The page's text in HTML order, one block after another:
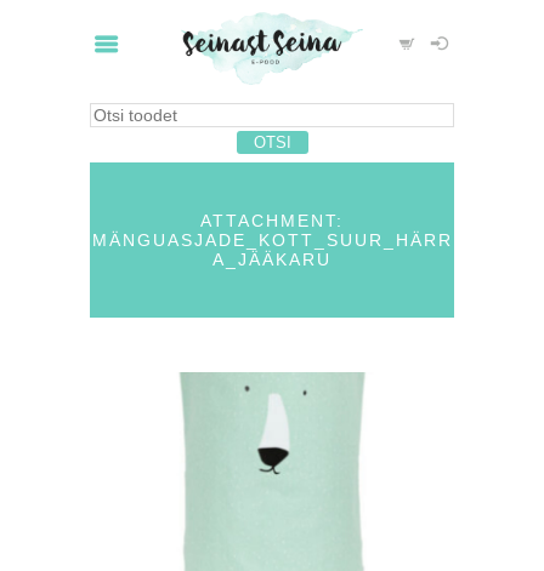
ATTACHMENT:
MÄNGUASJADE_KOTT_SUUR_HÄRR
A_JÄÄKARU